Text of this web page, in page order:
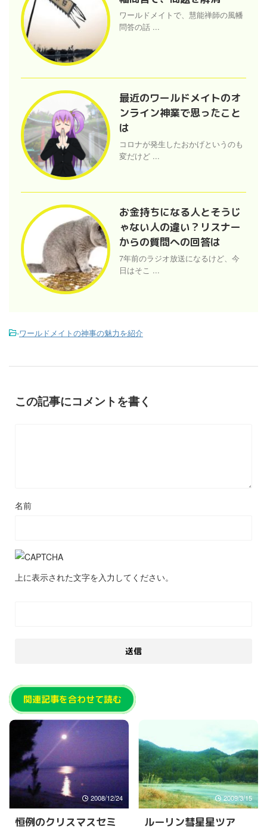
ワールドメイトで、慧能禅師の風幡
問答の話 ...
最近のワールドメイトのオ
ンライン神業で思ったこと
は
コロナが発生したおかげというのも
変だけど ...
お金持ちになる人とそうじ
ゃない人の違い？リスナー
からの質問への回答は
7年前のラジオ放送になるけど、今
日はそこ ...
-ワールドメイトの神事の魅力を紹介
この記事にコメントを書く
名前
上に表示された文字を入力してください。
関連記事を合わせて読む
2008/12/24
恒例のクリスマスセミ
2009/3/15
ルーリン彗星星ツア